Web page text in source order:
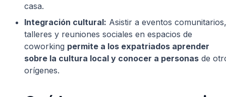
casa.
Integración cultural: Asistir a eventos comunitarios,
talleres y reuniones sociales en espacios de
coworking permite a los expatriados aprender
sobre la cultura local y conocer a personas de
orígenes.